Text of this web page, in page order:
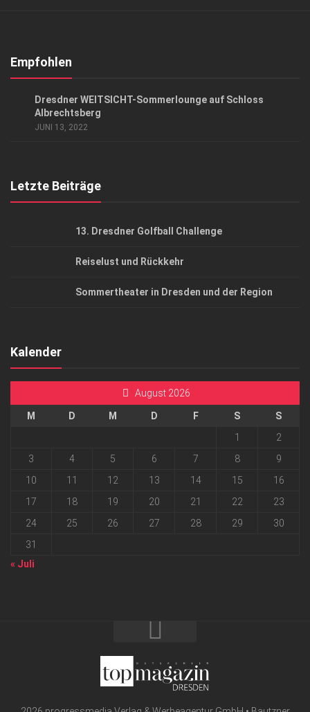
Kontakt, Impressum
Empfohlen
Dresdner WEITSICHT-Sommerlounge auf Schloss
Albrechtsberg
JUNI 13, 2022
Letzte Beiträge
13. Dresdner Golfball Challenge
Reiselust und Rückkehr
Sommertheater in Dresden und der Region
Kalender
August 2026
M D M D F S
S
1
2
3
4 5 6 7 8
9
10
11 12 13 14 15
16
17
18 19 20 21 22
23
24
25 26 27 28 29
30
31
« Juli